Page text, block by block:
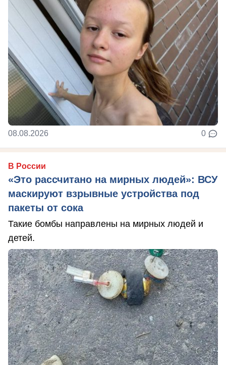
08.08.2026 0
В России
«Это рассчитано на мирных людей»: ВСУ
маскируют взрывные устройства под
пакеты от сока
Такие бомбы направлены на мирных людей и
детей.